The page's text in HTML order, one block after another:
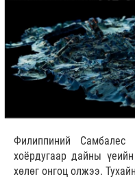
Филиппиний
хоёрдугаар дайны
хөлөг онгоц олжээ.